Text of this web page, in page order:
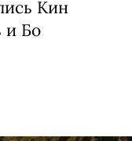
в шкафу,
(Элла